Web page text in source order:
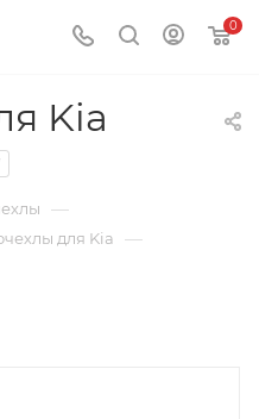
0
Kia
—
для Kia —